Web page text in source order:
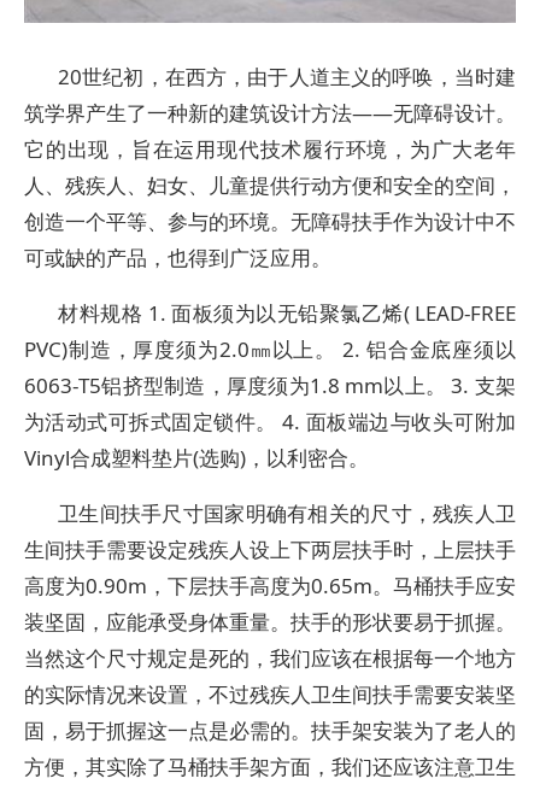
20世纪初，在西方，由于人道主义的呼唤，当时建
筑学界产生了一种新的建筑设计方法——无障碍设计。
它的出现，旨在运用现代技术履行环境，为广大老年
人、残疾人、妇女、儿童提供行动方便和安全的空间，
创造一个平等、参与的环境。无障碍扶手作为设计中不
可或缺的产品，也得到广泛应用。
材料规格 1. 面板须为以无铅聚氯乙烯( LEAD-FREE
PVC)制造，厚度须为2.0㎜以上。 2. 铝合金底座须以
6063-T5铝挤型制造，厚度须为1.8 mm以上。 3. 支架
为活动式可拆式固定锁件。 4. 面板端边与收头可附加
Vinyl合成塑料垫片(选购)，以利密合。
卫生间扶手尺寸国家明确有相关的尺寸，残疾人卫
生间扶手需要设定残疾人设上下两层扶手时，上层扶手
高度为0.90m，下层扶手高度为0.65m。马桶扶手应安
装坚固，应能承受身体重量。扶手的形状要易于抓握。
当然这个尺寸规定是死的，我们应该在根据每一个地方
的实际情况来设置，不过残疾人卫生间扶手需要安装坚
固，易于抓握这一点是必需的。扶手架安装为了老人的
方便，其实除了马桶扶手架方面，我们还应该注意卫生